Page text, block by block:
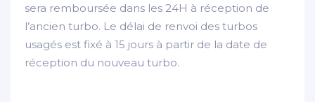
sera remboursée dans les 24H à réception de
l’ancien turbo. Le délai de renvoi des turbos
usagés est fixé à 15 jours à partir de la date de
réception du nouveau turbo.